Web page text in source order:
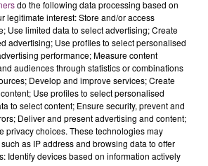
BAU entre les PR 15+200 et 17+050
pour les véhicules
articulés, ainsi que les trains
de véhicules affectés au
dont le poids total
ou le poids total roulant autorisé
tonnes à partir du PR 14+600, à
de chantier
do the following data processing based on
legitimate interest: Store and/or access
Use limited data to select advertising; Create
advertising; Use profiles to select personalised
performance; Measure content
audiences through statistics or combinations
Develop and improve services; Create
Use profiles to select personalised
to select content; Ensure security, prevent and
Deliver and present advertising and content;
privacy choices. These technologies may
as IP address and browsing data to offer
Identify devices based on information actively